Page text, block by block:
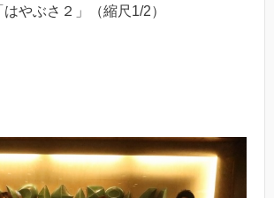
やぶさ２」（縮尺1/2）